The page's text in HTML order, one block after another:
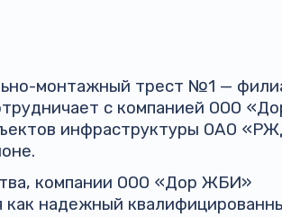
монтажный трест №1 —
с компанией ООО
инфраструктуры ОАО
компании ООО «Дор ЖБИ»
как надежный